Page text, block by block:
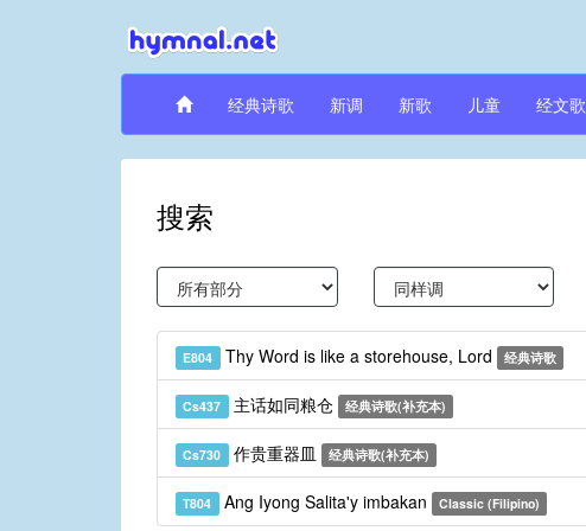
经典诗歌 新调 新歌 儿童 经文歌
搜索
E804 Thy Word is like a storehouse, Lord 经典诗歌
Cs437 主话如同粮仓 经典诗歌(补充本)
Cs730 作贵重器皿 经典诗歌(补充本)
T804 Ang Iyong Salita'y imbakan Classic (Filipino)